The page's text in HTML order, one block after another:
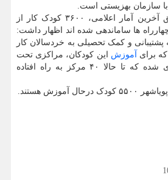
سازمان بهزیستی است.
وی با اعلان اینکه بر طبق آخرین آمار اعلامی، ۳۶۰۰ کودک کار از
ها ساماندهی شده اند اظهار داشت:
و کمک تحصیلی به خردسالان کار
برای آموزش این کودکان، مراکزی تحت
عنوان پویاشهر راه اندازی شده که تا حالا ۴۰ مرکز به راه افتاده